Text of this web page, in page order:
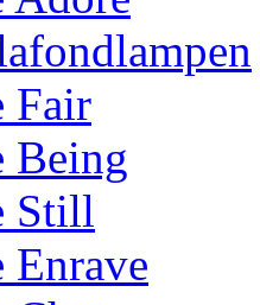
Fair
Being
Still
Enrave